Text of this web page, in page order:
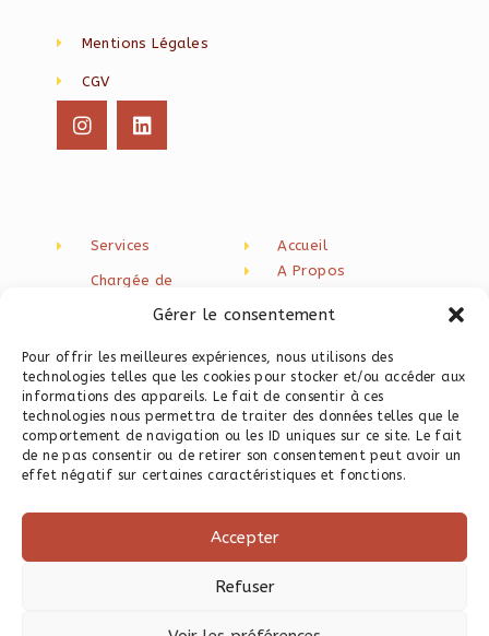
Gérer le consentement
Pour offrir les meilleures expériences, nous utilisons des
technologies telles que les cookies pour stocker et/ou accéder aux
informations des appareils. Le fait de consentir à ces
technologies nous permettra de traiter des données telles que le
comportement de navigation ou les ID uniques sur ce site. Le fait
de ne pas consentir ou de retirer son consentement peut avoir un
effet négatif sur certaines caractéristiques et fonctions.
Accepter
Refuser
Mentions Légales
CGV
Services
Chargée de
freelance
Création de contenu
Rédaction web seo
Programme
Instagram
Programme Site Web
Ressources
Accueil
A Propos
Newsletter